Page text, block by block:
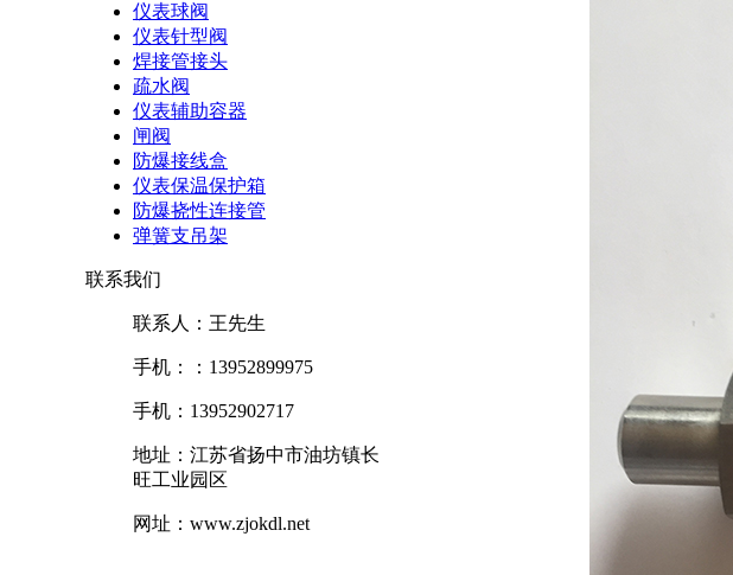
仪表球阀
仪表针型阀
焊接管接头
疏水阀
仪表辅助容器
闸阀
防爆接线盒
仪表保温保护箱
防爆挠性连接管
弹簧支吊架
联系我们
联系人：王先生
手机：：13952899975
手机：13952902717
地址：江苏省扬中市油坊镇长
旺工业园区
网址：www.zjokdl.net